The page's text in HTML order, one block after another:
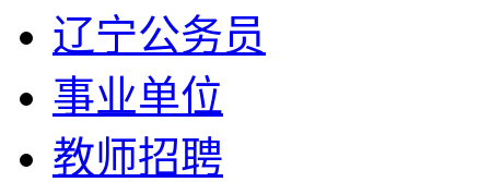
辽宁公务员
事业单位
教师招聘